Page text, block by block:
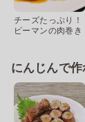
チーズたっぷり！
ピーマンの肉巻き
にんじんで